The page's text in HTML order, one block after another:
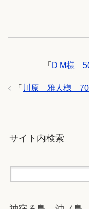
「 D M様
「 川原 雅人様 700
サイト内検索